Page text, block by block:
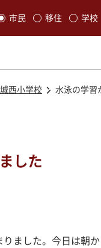
替が発生します
市民 移住 学校
城西小学校 水泳の学習
した
ました。今日は朝